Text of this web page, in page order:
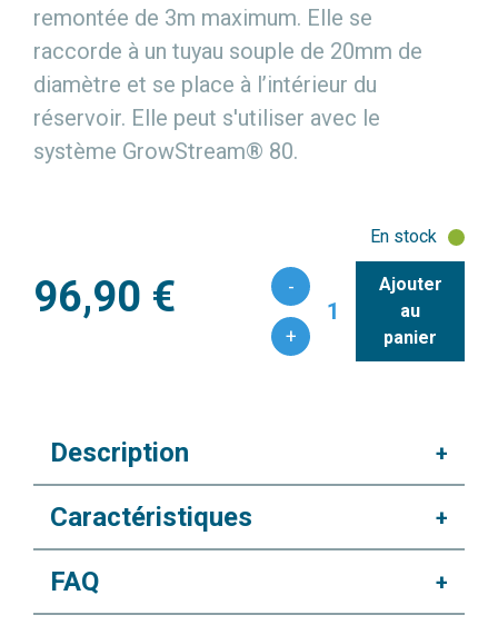
remontée de 3m maximum. Elle se
raccorde à un tuyau souple de 20mm de
diamètre et se place à l’intérieur du
réservoir. Elle peut s'utiliser avec le
système GrowStream® 80.
96,90 €
En stock
Ajouter
au
panier
-
+
1
Description +
Caractéristiques +
FAQ +